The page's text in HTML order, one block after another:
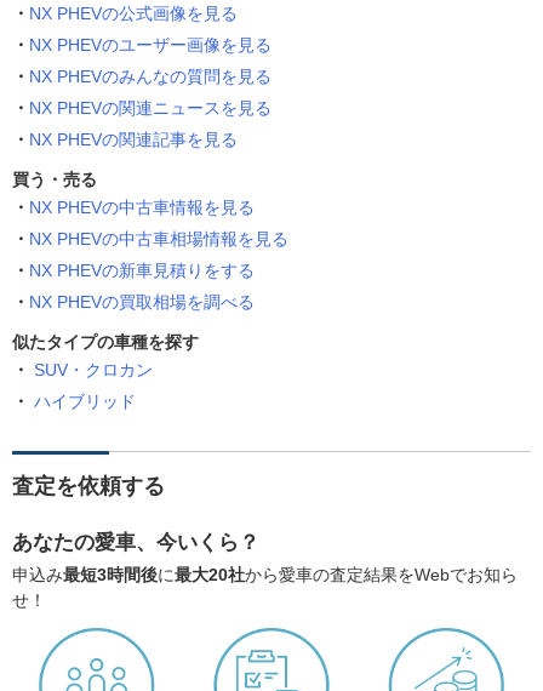
NX PHEVの公式画像を見る
NX PHEVのユーザー画像を見る
NX PHEVのみんなの質問を見る
NX PHEVの関連ニュースを見る
NX PHEVの関連記事を見る
買う・売る
NX PHEVの中古車情報を見る
NX PHEVの中古車相場情報を見る
NX PHEVの新車見積りをする
NX PHEVの買取相場を調べる
似たタイプの車種を探す
SUV・クロカン
ハイブリッド
査定を依頼する
あなたの愛車、今いくら？
申込み最短3時間後に最大20社から愛車の査定結果をWebでお知ら
せ！